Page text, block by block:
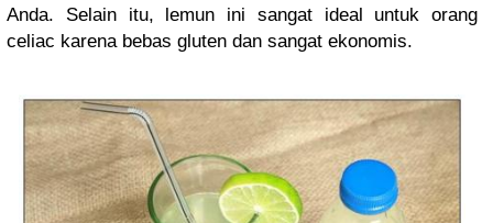
Anda. Selain itu, lemun ini sangat ideal untuk orang
celiac karena bebas gluten dan sangat ekonomis.